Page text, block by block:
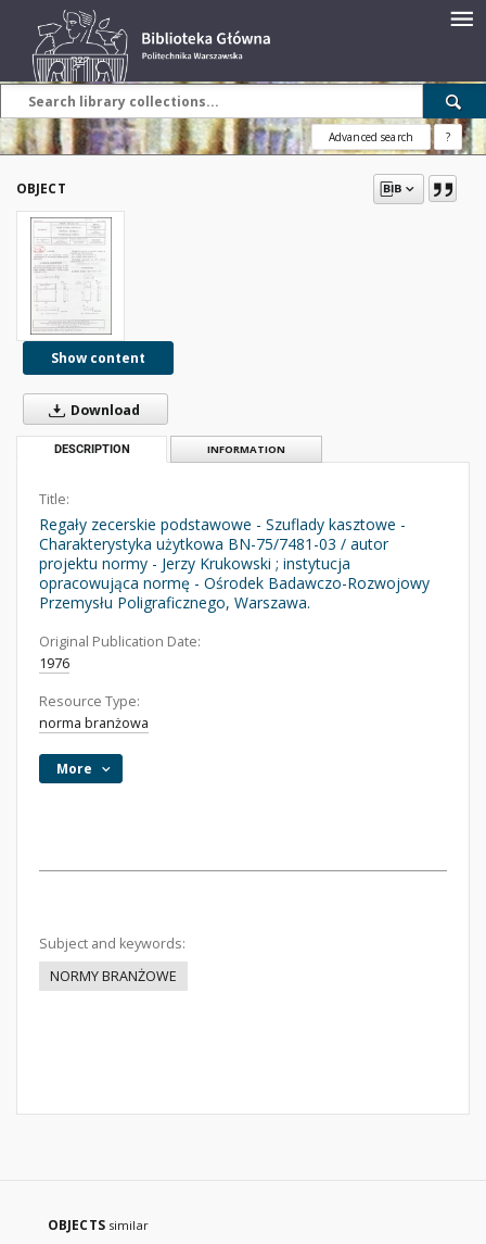
Advanced search ?
OBJECT
Show content
Download
DESCRIPTION INFORMATION
Title:
Regały zecerskie podstawowe - Szuflady kasztowe -
Charakterystyka użytkowa BN-75/7481-03 / autor
projektu normy - Jerzy Krukowski ; instytucja
opracowująca normę - Ośrodek Badawczo-Rozwojowy
Przemysłu Poligraficznego, Warszawa.
Original Publication Date:
1976
Resource Type:
norma branżowa
More
Subject and keywords:
NORMY BRANŻOWE
OBJECTS similar